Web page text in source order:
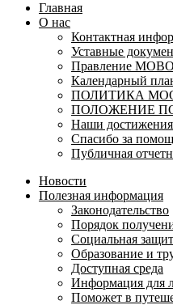
Главная
О нас
Контактная
Уставные
Правление
Календарный
ПОЛИТИКА
ПОЛОЖЕНИЕ
Наши достижения
Спасибо за
Публичная
Новости
Полезная информация
Законодательство
Порядок
Социальная
Образование и
Доступная среда
Информация для
Поможет в